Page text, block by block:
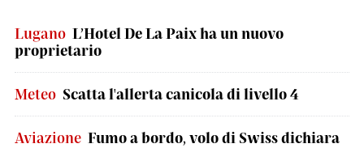
Lugano L’Hotel De La Paix ha un nuovo
proprietario
Meteo Scatta l'allerta canicola di livello 4
Aviazione Fumo a bordo, volo di Swiss dichiara